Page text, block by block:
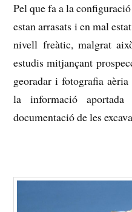
Pel que fa a la
estan arrasats i en mal
nivell freàtic, malgrat
estudis mitjançant
georadar i fotografia
la informació
documentació de les